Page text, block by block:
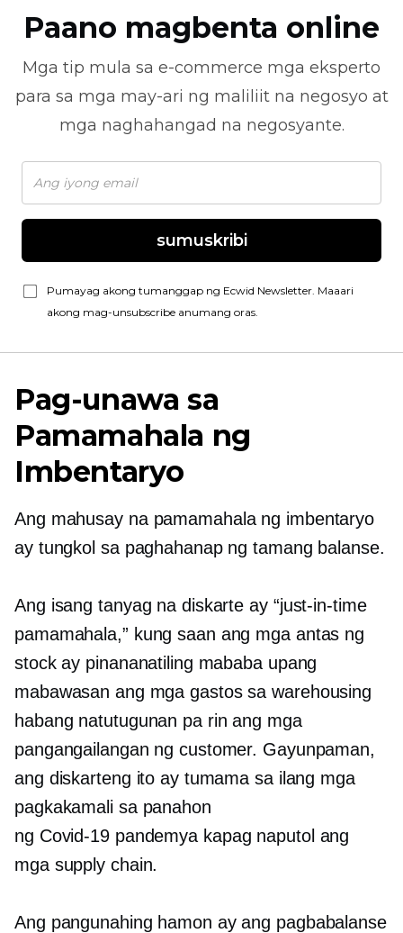
Paano magbenta online
Mga tip mula sa e-commerce mga eksperto
para sa mga may-ari ng maliliit na negosyo at
mga naghahangad na negosyante.
sumuskribi
Pumayag akong tumanggap ng Ecwid Newsletter. Maaari
akong mag-unsubscribe anumang oras.
Pag-unawa sa
Pamamahala ng
Imbentaryo
Ang mahusay na pamamahala ng imbentaryo
ay tungkol sa paghahanap ng tamang balanse.
Ang isang tanyag na diskarte ay “just-in-time
pamamahala,” kung saan ang mga antas ng
stock ay pinananatiling mababa upang
mabawasan ang mga gastos sa warehousing
habang natutugunan pa rin ang mga
pangangailangan ng customer. Gayunpaman,
ang diskarteng ito ay tumama sa ilang mga
pagkakamali sa panahon
ng Covid-19pandemya kapag naputol ang
mga supply chain.
Ang pangunahing hamon ay ang pagbabalanse